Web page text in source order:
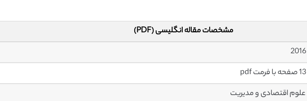
مشخصات مقاله انگلیسی (PDF)
2016
13 صفحه با فرمت pdf
علوم اقتصادی و مدیریت